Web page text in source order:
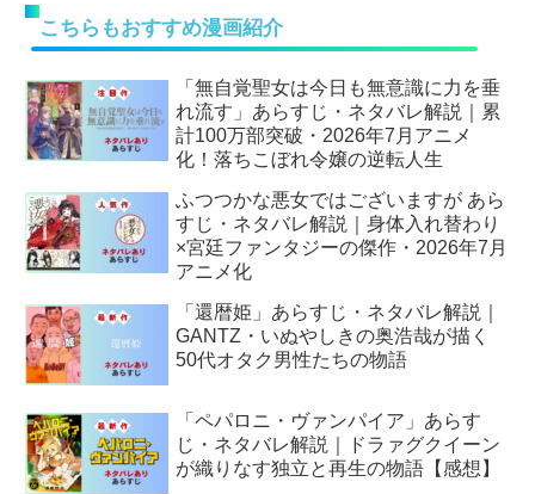
こちらもおすすめ漫画紹介
「無自覚聖女は今日も無意識に力を垂
れ流す」あらすじ・ネタバレ解説｜累
計100万部突破・2026年7月アニメ
化！落ちこぼれ令嬢の逆転人生
ふつつかな悪女ではございますが あら
すじ・ネタバレ解説｜身体入れ替わり
×宮廷ファンタジーの傑作・2026年7月
アニメ化
「還暦姫」あらすじ・ネタバレ解説｜
GANTZ・いぬやしきの奥浩哉が描く
50代オタク男性たちの物語
「ペパロニ・ヴァンパイア」あらす
じ・ネタバレ解説｜ドラァグクイーン
が織りなす独立と再生の物語【感想】